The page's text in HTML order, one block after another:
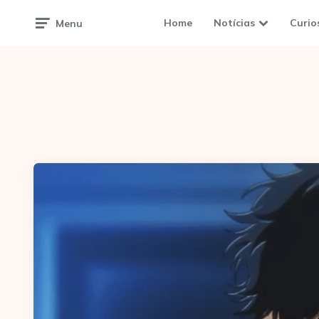
Menu Home Notícias